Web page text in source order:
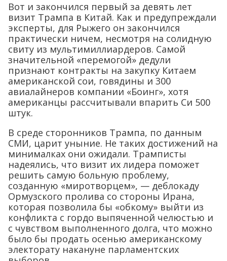
Вот и закончился первый за девять лет
визит Трампа в Китай. Как и предупреждали
эксперты, для Рыжего он закончился
практически ничем, несмотря на солидную
свиту из мультимиллиардеров. Самой
значительной «перемогой» дедули
признают контракты на закупку Китаем
американской сои, говядины и 300
авиалайнеров компании «Боинг», хотя
американцы рассчитывали впарить Си 500
штук.
В среде сторонников Трампа, по данным
СМИ, царит уныние. Не таких достижений на
минималках они ожидали. Трамписты
надеялись, что визит их лидера поможет
решить самую больную проблему,
созданную «миротворцем», — деблокаду
Ормузского пролива со стороны Ирана,
которая позволила бы «обкому» выйти из
конфликта с гордо выпяченной челюстью и
с чувством выполненного долга, что можно
было бы продать осенью американскому
электорату накануне парламентских